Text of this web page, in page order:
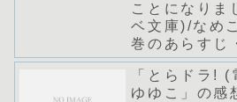
ことになりま
ベ文庫)/なめ
巻のあらすじ
「とらドラ!
ゆゆこ」の感